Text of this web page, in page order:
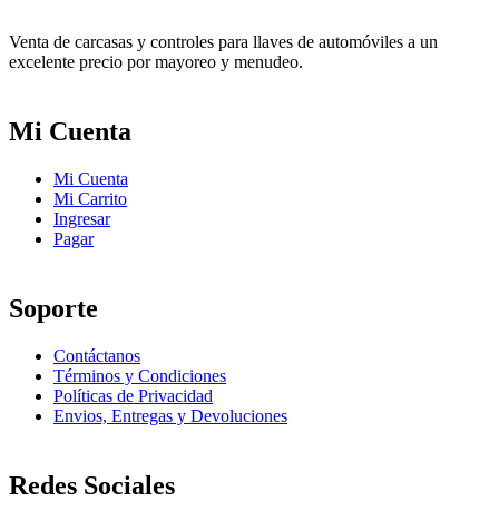
Venta de carcasas y controles para llaves de automóviles a un
excelente precio por mayoreo y menudeo.
Mi Cuenta
Mi Cuenta
Mi Carrito
Ingresar
Pagar
Soporte
Contáctanos
Términos y Condiciones
Políticas de Privacidad
Envios, Entregas y Devoluciones
Redes Sociales